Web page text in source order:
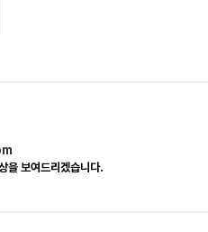
을 보여드리겠습니다.